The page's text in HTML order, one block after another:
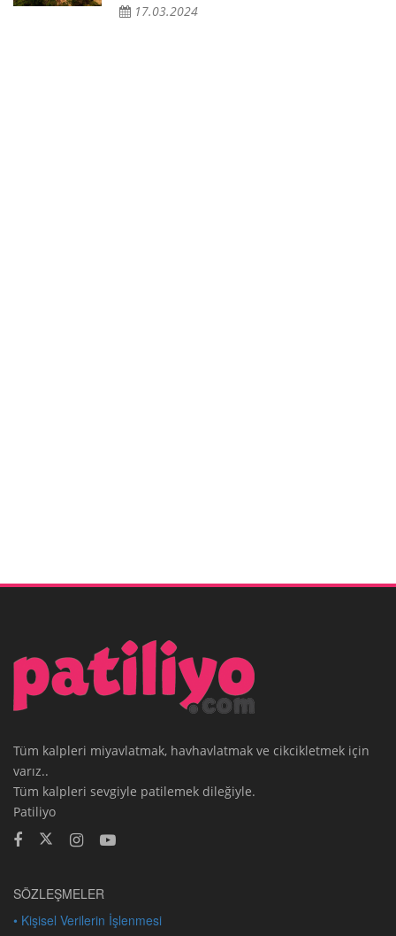
17.03.2024
Tüm kalpleri miyavlatmak, havhavlatmak ve cikcikletmek için
varız..
Tüm kalpleri sevgiyle patilemek dileğiyle.
Patiliyo
SÖZLEŞMELER
• Kişisel Verilerin İşlenmesi